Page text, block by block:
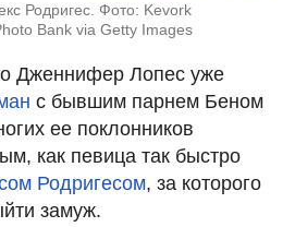
Родригес. Фото: Kevork
Bank via Getty Images
Дженнифер Лопес уже
с бывшим парнем Беном
ее поклонников
как певица так быстро
Родригесом, за которого
замуж.